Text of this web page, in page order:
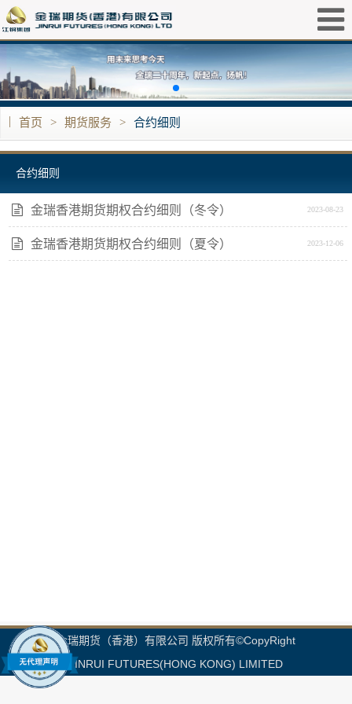
| 首页 > 期货服务 > 合约细则
合约细则
金瑞香港期货期权合约细则（冬令） 2023-08-23
金瑞香港期货期权合约细则（夏令） 2023-12-06
金瑞期货（香港）有限公司 版权所有©CopyRight
JINRUI FUTURES(HONG KONG) LIMITED